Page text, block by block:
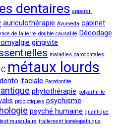
dentaires appareil
auriculothérapie Ayurveda cabinet
de la terre double causalité Décodage
gingivite
maladies parodontales
métaux lourds
faciale Parodontite
phytothérapie polyarthrite
probiotiques psychisme
psyché humaine quantique
test musculaire traitement homéopathique